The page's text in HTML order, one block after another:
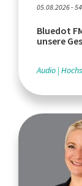
05.08.2026 -
Bluedot
unsere
Audio